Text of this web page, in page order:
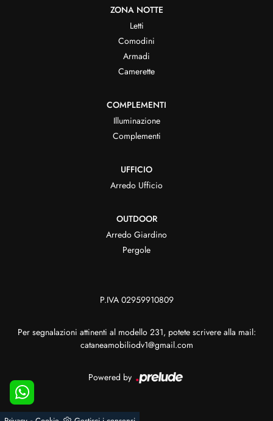
ZONA NOTTE
Letti
Comodini
Armadi
Camerette
COMPLEMENTI
Illuminazione
Complementi
UFFICIO
Arredo Ufficio
OUTDOOR
Arredo Giardino
Pergole
P.IVA 02959910809
Per segnalazioni attinenti al modello 231, potete scrivere alla mail:
cataneamobiliodv1@gmail.com
Powered by